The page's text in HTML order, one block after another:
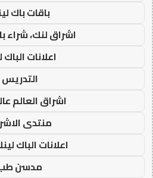
باقات باك
اشراق لنك، شراء
اعلانات
التدريس
اشراق العالم
منتدى
اعلانات الباك لينك
مدسن